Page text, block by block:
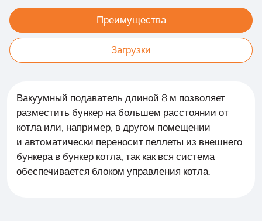
Преимущества
Загрузки
Вакуумный подаватель длиной 8 м позволяет
разместить бункер на большем расстоянии от
котла или, например, в другом помещении
и автоматически переносит пеллеты из внешнего
бункера в бункер котла, так как вся система
обеспечивается блоком управления котла.